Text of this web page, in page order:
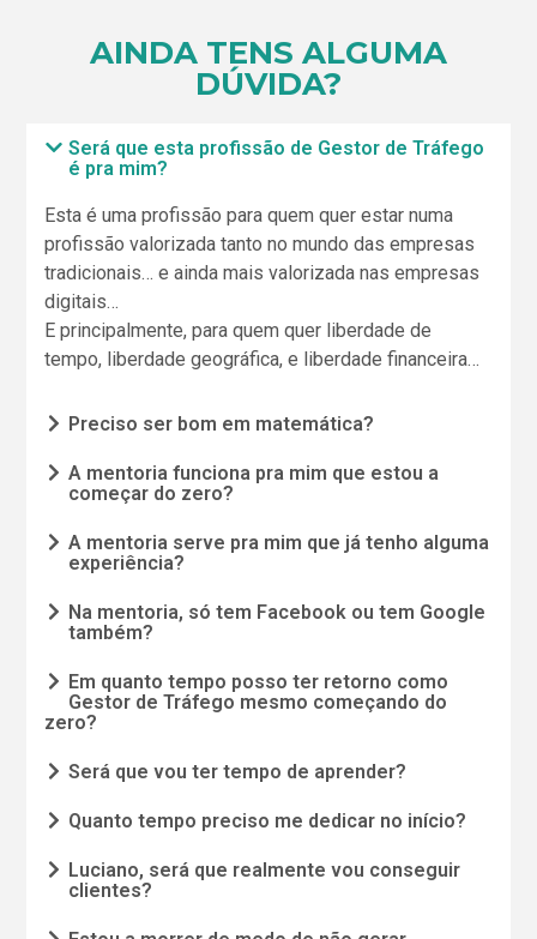
AINDA TENS ALGUMA
DÚVIDA?
Será que esta profissão de Gestor de Tráfego
é pra mim?
Esta é uma profissão para quem quer estar numa
profissão valorizada tanto no mundo das empresas
tradicionais… e ainda mais valorizada nas empresas
digitais…
E principalmente, para quem quer liberdade de
tempo, liberdade geográfica, e liberdade financeira…
Preciso ser bom em matemática?
A mentoria funciona pra mim que estou a
começar do zero?
A mentoria serve pra mim que já tenho alguma
experiência?
Na mentoria, só tem Facebook ou tem Google
também?
Em quanto tempo posso ter retorno como
Gestor de Tráfego mesmo começando do
zero?
Será que vou ter tempo de aprender?
Quanto tempo preciso me dedicar no início?
Luciano, será que realmente vou conseguir
clientes?